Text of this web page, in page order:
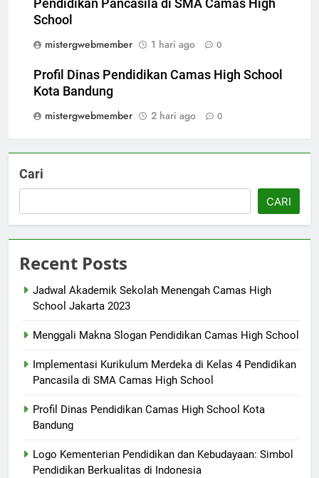
Pendidikan Pancasila di SMA Camas High
School
mistergwebmember
1 hari ago 0
Profil Dinas Pendidikan Camas High School
Kota Bandung
mistergwebmember
2 hari ago 0
Cari
CARI
Recent Posts
Jadwal Akademik Sekolah Menengah Camas High
School Jakarta 2023
Menggali Makna Slogan Pendidikan Camas High School
Implementasi Kurikulum Merdeka di Kelas 4 Pendidikan
Pancasila di SMA Camas High School
Profil Dinas Pendidikan Camas High School Kota
Bandung
Logo Kementerian Pendidikan dan Kebudayaan: Simbol
Pendidikan Berkualitas di Indonesia